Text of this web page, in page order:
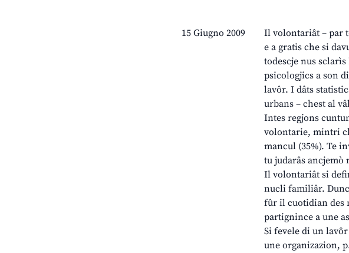
15 Giugno 2009
Il volontariât – par
e a gratis che si
todescje nus
psicologjics a son
lavôr. I dâts
urbans – chest al
Intes regjons
volontarie, mintri
mancul (35%). Te
tu judarâs ancjemò
Il volontariât si
nucli familiâr.
fûr il cuotidian des
partignince a une
Si fevele di un
une organizazion,